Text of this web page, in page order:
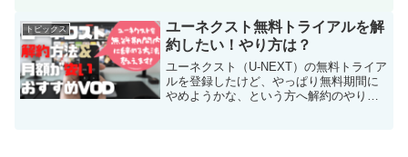
ァッションにも注目されているゼンデイ
ヤについてご紹介します！
トピックス
ユーネクスト無料トライアルを解
約したい！やり方は？
ユーネクスト（U-NEXT）の無料トライア
ルを登録したけど、やっぱり無料期間に
やめようかな、という方へ解約のやり方